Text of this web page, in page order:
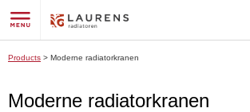
Products > Moderne radiatorkranen
Moderne radiatorkranen